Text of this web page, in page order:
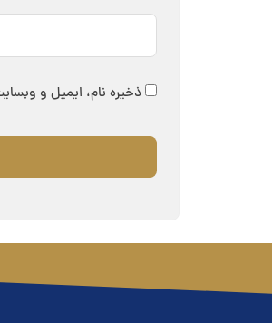
ذخیره نام، ایمیل و